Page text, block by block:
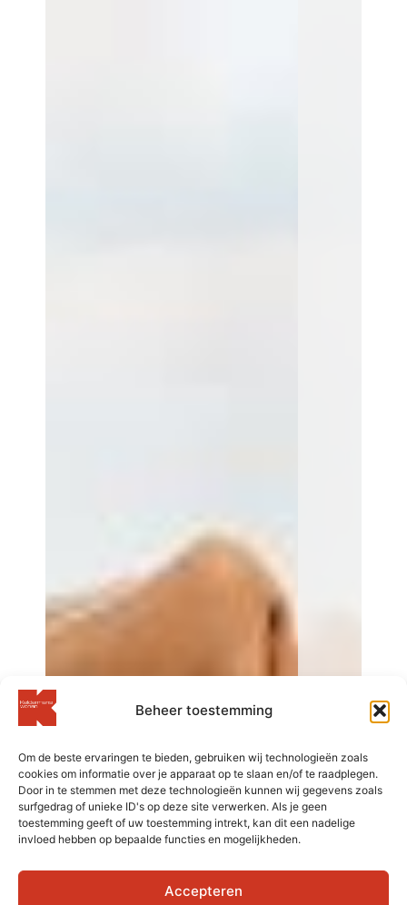
Beheer toestemming
Om de beste ervaringen te bieden, gebruiken wij technologieën zoals
cookies om informatie over je apparaat op te slaan en/of te raadplegen.
Door in te stemmen met deze technologieën kunnen wij gegevens zoals
surfgedrag of unieke ID's op deze site verwerken. Als je geen
toestemming geeft of uw toestemming intrekt, kan dit een nadelige
invloed hebben op bepaalde functies en mogelijkheden.
Accepteren